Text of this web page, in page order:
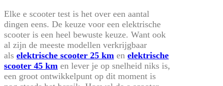
Elke e scooter test is het over een aantal
dingen eens. De keuze voor een elektrische
scooter is een heel bewuste keuze. Want ook
al zijn de meeste modellen verkrijgbaar
als elektrische scooter 25 km en elektrische
scooter 45 km en lever je op snelheid niks is,
een groot ontwikkelpunt op dit moment is